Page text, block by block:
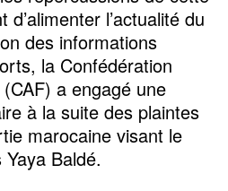
l’actualité du
des informations
la Confédération
a engagé une
à la suite des plaintes
marocaine visant le
Baldé.